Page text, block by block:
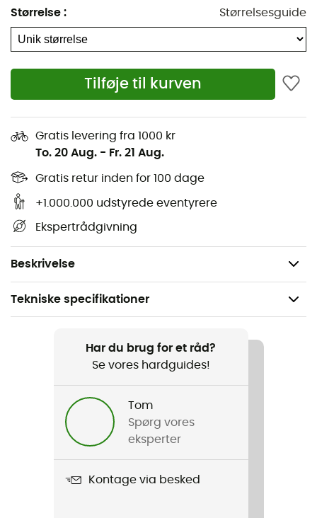
Størrelse : Størrelsesguide
Tilføje til kurven
Gratis levering fra 1000 kr
To. 20 Aug. - Fr. 21 Aug.
Gratis retur inden for 100 dage
+1.000.000 udstyrede eventyrere
Ekspertrådgivning
Beskrivelse
Grip Graber en perfekt
til alle dine
bestigninger i koldt vejr. Denne
er både varm og blød, og den vil være perfekt til at
ledsage dig på en dag på cyklen, men også til vinterløb
langs bredden af Annecy-søen. Denne
halsedissevil
opfylde sin rolle perfekt og beskytte din hals mod vind
og kulde. Som prikken over i'et kanMultifunctional
Thermal Fleece Neck Warmerfra
dig en fremragende beskyttelse af hovedet, når den
bæres direkte under hjelmen!
Materialer: 100 % polyester
One size
Tekniske specifikationer
Herre / Dame
Multifunctional Thermal Fleece Neck Warmer
Har du brug for et råd?
Se vores hardguides!
Tom
Spørg vores
eksperter
Kontage via besked